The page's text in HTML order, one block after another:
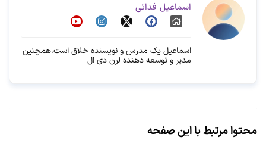
اسماعیل فدائی
اسماعیل یک مدرس و نویسنده خلاق است،همچنین
مدیر و توسعه دهنده لرن دی ال
محتوا مرتبط با این صفحه